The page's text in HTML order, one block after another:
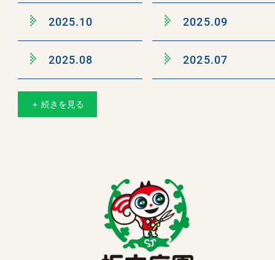
2025.10 2025.09
2025.08 2025.07
＋ 続きを見る